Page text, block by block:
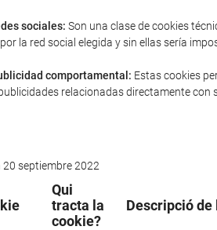
sociales: Son una clase de cookies
la red social elegida y sin ellas sería
comportamental: Estas cookies
relacionadas directamente con
septiembre 2022
Qui
tracta la
cookie?
Descripció